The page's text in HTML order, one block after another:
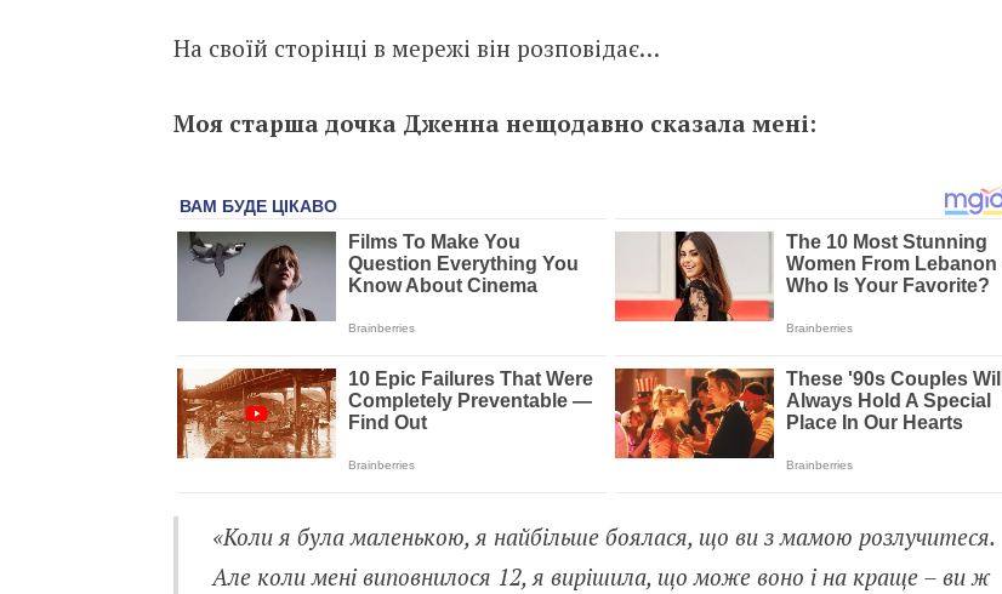
На своїй сторінці в мережі він розповідає…
Моя старша дочка Дженна нещодавно сказала мені:
«Коли я була маленькою, я найбільше боялася, що ви з мамою розлучитеся.
Але коли мені виповнилося 12, я вирішила, що може воно і на краще – ви ж